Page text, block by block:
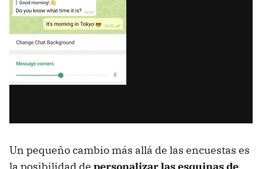
Un pequeño cambio más allá de las encuestas es